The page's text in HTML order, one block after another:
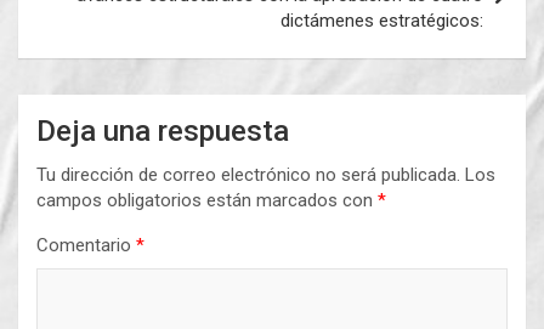
dictámenes estratégicos:
Deja una respuesta
Tu dirección de correo electrónico no será publicada. Los
campos obligatorios están marcados con *
Comentario *